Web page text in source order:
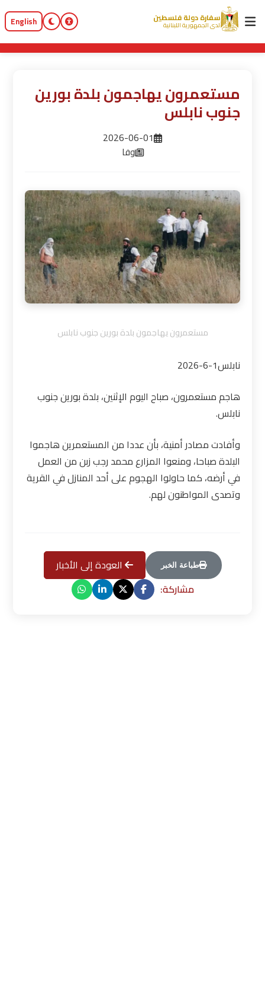
سفارة دولة فلسطين
لدى الجمهورية اللبنانية English
مستعمرون يهاجمون بلدة بورين
جنوب نابلس
2026-06-01
وفا
مستعمرون يهاجمون بلدة بورين جنوب نابلس
نابلس1-6-2026
هاجم مستعمرون، صباح اليوم الإثنين، بلدة بورين جنوب
نابلس.
وأفادت مصادر أمنية، بأن عددا من المستعمرين هاجموا
البلدة صباحا، ومنعوا المزارع محمد رجب زبن من العمل
في أرضه، كما حاولوا الهجوم على أحد المنازل في القرية
وتصدى المواطنون لهم.
العودة إلى الأخبار طباعة الخبر
مشاركة: